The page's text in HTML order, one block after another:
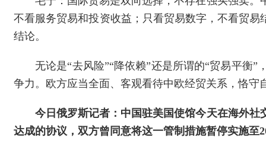
不看服务贸易和投资收益；只看贸易数字，不看贸
结论。
无论是“去风险”“降依赖”还是所谓的“贸易平衡
争力。欧方应当全面、客观看待中欧经贸关系，恪
今日俄罗斯记者：中国驻美国使馆今天在海外
达成的协议，双方曾同意将这一管制措施暂停实施至